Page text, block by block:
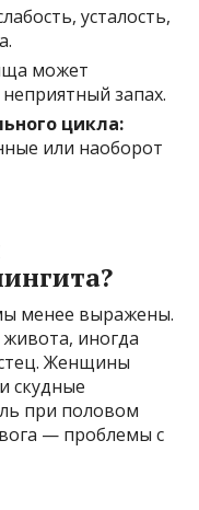
усталость,
может
запах.
цикла:
или наоборот
менее выражены.
иногда
Женщины
скудные
при половом
— проблемы с